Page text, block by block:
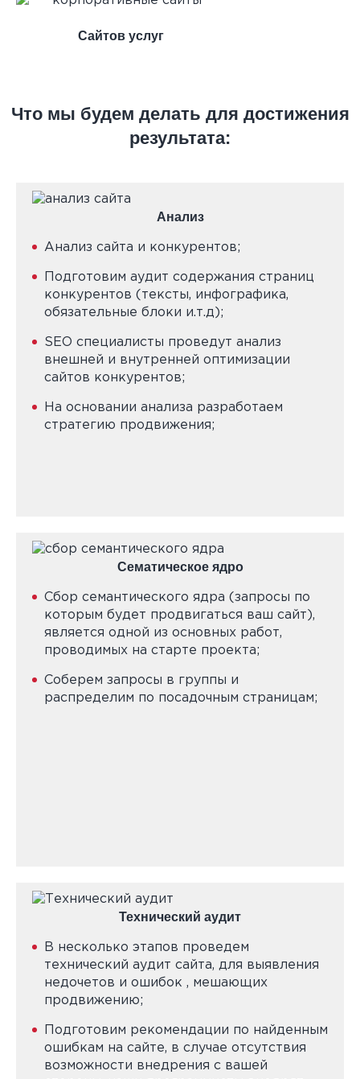
Сайтов услуг
Что мы будем делать для достижения
результата:
Анализ
Анализ сайта и конкурентов;
Подготовим аудит содержания страниц
конкурентов (тексты, инфографика,
обязательные блоки и.т.д);
SEO специалисты проведут анализ
внешней и внутренней оптимизации
сайтов конкурентов;
На основании анализа разработаем
стратегию продвижения;
Сематическое ядро
Сбор семантического ядра (запросы по
которым будет продвигаться ваш сайт),
является одной из основных работ,
проводимых на старте проекта;
Соберем запросы в группы и
распределим по посадочным страницам;
Технический аудит
В несколько этапов проведем
технический аудит сайта, для выявления
недочетов и ошибок , мешающих
продвижению;
Подготовим рекомендации по найденным
ошибкам на сайте, в случае отсутствия
возможности внедрения с вашей